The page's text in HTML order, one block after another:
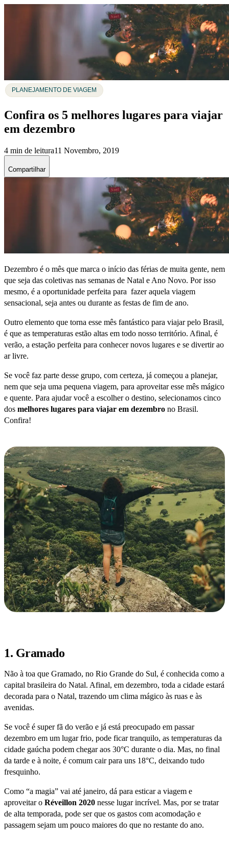
PLANEJAMENTO DE VIAGEM
Confira os 5 melhores lugares para viajar
em dezembro
4 min de leitura11 Novembro, 2019
Compartilhar
Dezembro é o mês que marca o início das férias de muita gente, nem
que seja das coletivas nas semanas de Natal e Ano Novo. Por isso
mesmo, é a oportunidade perfeita para fazer aquela viagem
sensacional, seja antes ou durante as festas de fim de ano.
Outro elemento que torna esse mês fantástico para viajar pelo Brasil,
é que as temperaturas estão altas em todo nosso território. Afinal, é
verão, a estação perfeita para conhecer novos lugares e se divertir ao
ar livre.
Se você faz parte desse grupo, com certeza, já começou a planejar,
nem que seja uma pequena viagem, para aproveitar esse mês mágico
e quente. Para ajudar você a escolher o destino, selecionamos cinco
dos melhores lugares para viajar em dezembro no Brasil.
Confira!
1. Gramado
Não à toa que Gramado, no Rio Grande do Sul, é conhecida como a
capital brasileira do Natal. Afinal, em dezembro, toda a cidade estará
decorada para o Natal, trazendo um clima mágico às ruas e às
avenidas.
Se você é super fã do verão e já está preocupado em passar
dezembro em um lugar frio, pode ficar tranquilo, as temperaturas da
cidade gaúcha podem chegar aos 30°C durante o dia. Mas, no final
da tarde e à noite, é comum cair para uns 18°C, deixando tudo
fresquinho.
Como “a magia” vai até janeiro, dá para esticar a viagem e
aproveitar o Réveillon 2020 nesse lugar incrível. Mas, por se tratar
de alta temporada, pode ser que os gastos com acomodação e
passagem sejam um pouco maiores do que no restante do ano.